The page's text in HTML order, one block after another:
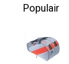
f
5
Populair